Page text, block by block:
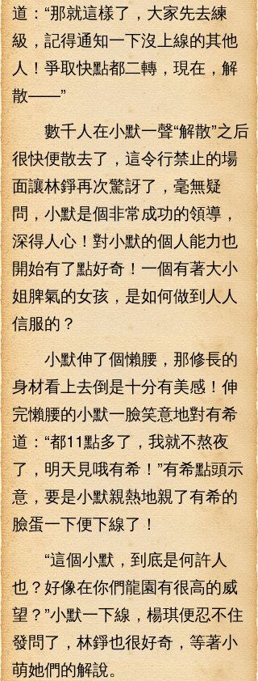
道：“那就這樣了，大家先去練
級，記得通知一下沒上線的其他
人！爭取快點都二轉，現在，解
散——”
數千人在小默一聲“解散”之后
很快便散去了，這令行禁止的場
面讓林錚再次驚訝了，毫無疑
問，小默是個非常成功的領導，
深得人心！對小默的個人能力也
開始有了點好奇！一個有著大小
姐脾氣的女孩，是如何做到人人
信服的？
小默伸了個懶腰，那修長的
身材看上去倒是十分有美感！伸
完懶腰的小默一臉笑意地對有希
道：“都11點多了，我就不熬夜
了，明天見哦有希！”有希點頭示
意，要是小默親熱地親了有希的
臉蛋一下便下線了！
“這個小默，到底是何許人
也？好像在你們龍園有很高的威
望？”小默一下線，楊琪便忍不住
發問了，林錚也很好奇，等著小
萌她們的解說。